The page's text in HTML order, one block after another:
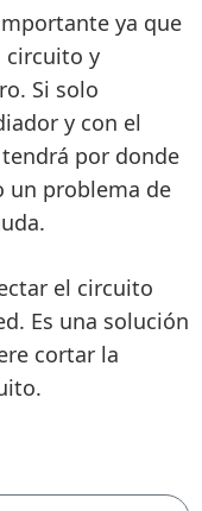
ya que
circuito y
Si solo
y con el
por donde
un problema de
el circuito
Es una solución
cortar la